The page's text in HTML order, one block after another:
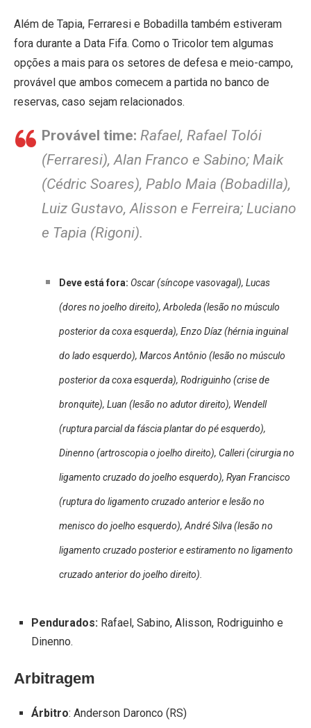
Além de Tapia, Ferraresi e Bobadilla também estiveram
fora durante a Data Fifa. Como o Tricolor tem algumas
opções a mais para os setores de defesa e meio-campo,
provável que ambos comecem a partida no banco de
reservas, caso sejam relacionados.
Provável time: Rafael, Rafael Tolói
(Ferraresi), Alan Franco e Sabino; Maik
(Cédric Soares), Pablo Maia (Bobadilla),
Luiz Gustavo, Alisson e Ferreira; Luciano
e Tapia (Rigoni).
Deve está fora: Oscar (síncope vasovagal), Lucas
(dores no joelho direito), Arboleda (lesão no músculo
posterior da coxa esquerda), Enzo Díaz (hérnia inguinal
do lado esquerdo), Marcos Antônio (lesão no músculo
posterior da coxa esquerda), Rodriguinho (crise de
bronquite), Luan (lesão no adutor direito), Wendell
(ruptura parcial da fáscia plantar do pé esquerdo),
Dinenno (artroscopia o joelho direito), Calleri (cirurgia no
ligamento cruzado do joelho esquerdo), Ryan Francisco
(ruptura do ligamento cruzado anterior e lesão no
menisco do joelho esquerdo), André Silva (lesão no
ligamento cruzado posterior e estiramento no ligamento
cruzado anterior do joelho direito).
Pendurados: Rafael, Sabino, Alisson, Rodriguinho e
Dinenno.
Arbitragem
Árbitro: Anderson Daronco (RS)